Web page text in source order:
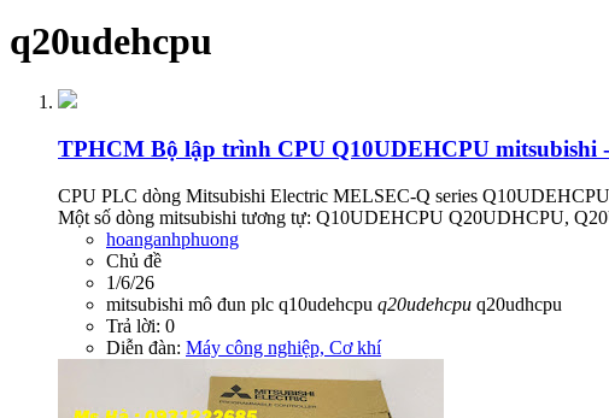
q20udehcpu
TPHCM Bộ lập trình CPU Q10UDEHCPU mitsubishi
CPU PLC dòng Mitsubishi Electric MELSEC-Q series
Một số dòng mitsubishi tương tự: Q10UDEHCPU Q20UDHCPU,
hoanganhphuong
Chủ đề
1/6/26
mitsubishi mô đun plc q10udehcpu q20udehcpu q20udhcpu
Trả lời: 0
Diễn đàn: Máy công nghiệp, Cơ khí